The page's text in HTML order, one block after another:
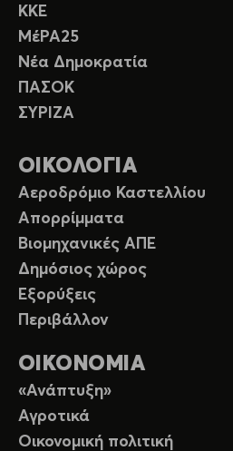
ΚΚΕ
ΜέΡΑ25
Νέα Δημοκρατία
ΠΑΣΟΚ
ΣΥΡΙΖΑ
ΟΙΚΟΛΟΓΙΑ
Αεροδρόμιο Καστελλίου
Απορρίμματα
Βιομηχανικές ΑΠΕ
Δημόσιος χώρος
Εξορύξεις
Περιβάλλον
ΟΙΚΟΝΟΜΙΑ
«Ανάπτυξη»
Αγροτικά
Οικονομική πολιτική